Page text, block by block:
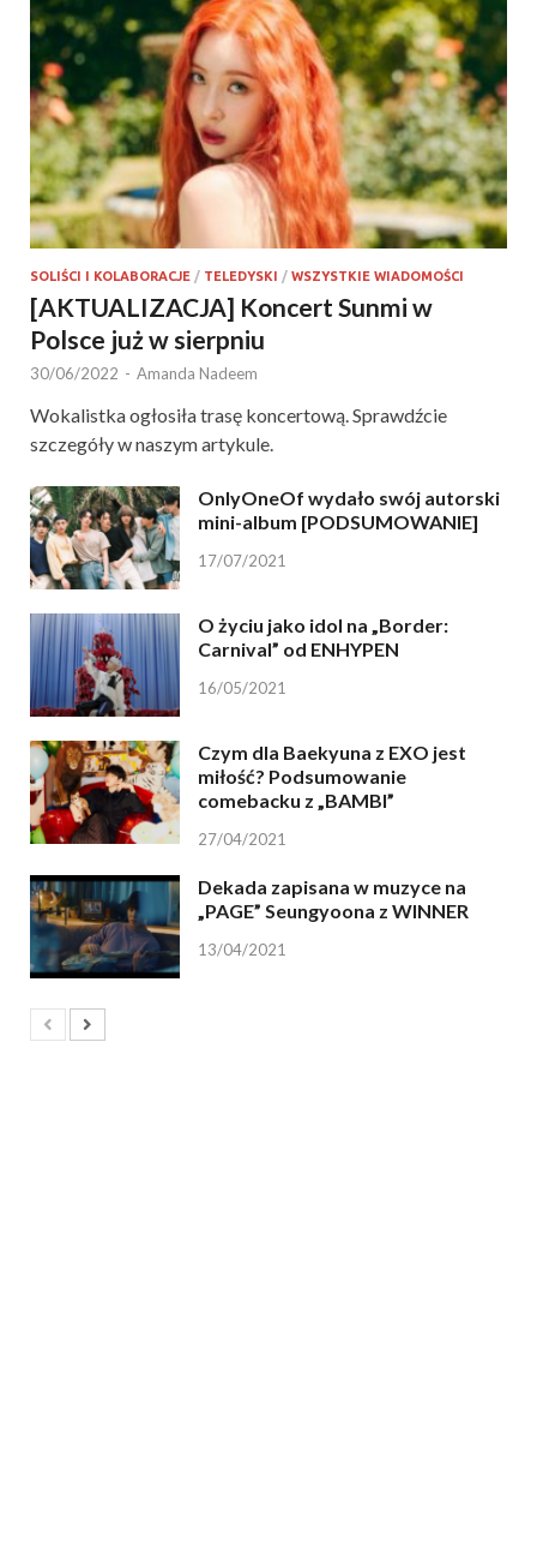
SOLIŚCI I KOLABORACJE / TELEDYSKI / WSZYSTKIE WIADOMOŚCI
[AKTUALIZACJA] Koncert Sunmi w
Polsce już w sierpniu
30/06/2022 - Amanda Nadeem
Wokalistka ogłosiła trasę koncertową. Sprawdźcie
szczegóły w naszym artykule.
OnlyOneOf wydało swój autorski
mini-album [PODSUMOWANIE]
17/07/2021
O życiu jako idol na „Border:
Carnival” od ENHYPEN
16/05/2021
Czym dla Baekyuna z EXO jest
miłość? Podsumowanie
comebacku z „BAMBI”
27/04/2021
Dekada zapisana w muzyce na
„PAGE” Seungyoona z WINNER
13/04/2021